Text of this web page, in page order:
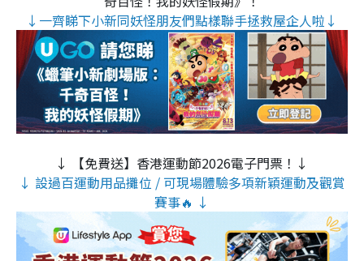
↓一齊睇下小新同妖怪朋友們點樣聯手拯救屋企人啦↓
↓ 【免費送】香港運動節2026電子門票！↓
↓ 設過百運動用品攤位 / 可現場體驗多項新穎運動及觀賞
賽事🔥 ↓